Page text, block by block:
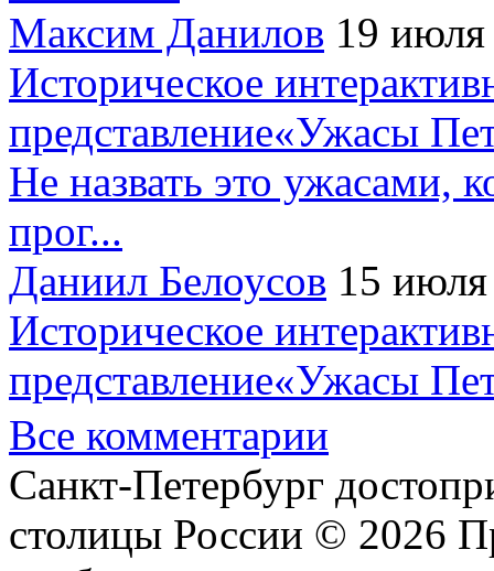
Максим Данилов 19
Историческое
представление«Ужасы
Не назвать это ужасами,
прог...
Даниил Белоусов 15
Историческое
представление«Ужасы
Все комментарии
Санкт-Петербург
столицы России © 2026